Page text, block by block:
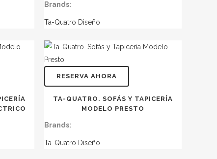
Brands:
Ta-Quatro Diseño
RESERVA AHORA
TA-QUATRO. SOFÁS Y TAPICERÍA
MODELO PRESTO
Brands:
Ta-Quatro Diseño